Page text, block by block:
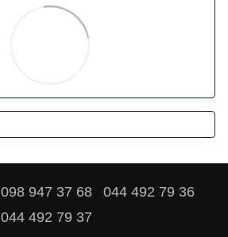
098 947 37 68
044 492 79 36
044 492 79 37